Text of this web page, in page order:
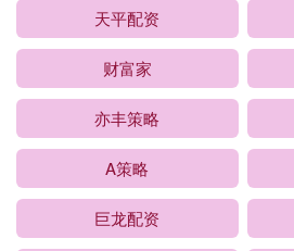
天平配资
财富家
亦丰策略
A策略
巨龙配资